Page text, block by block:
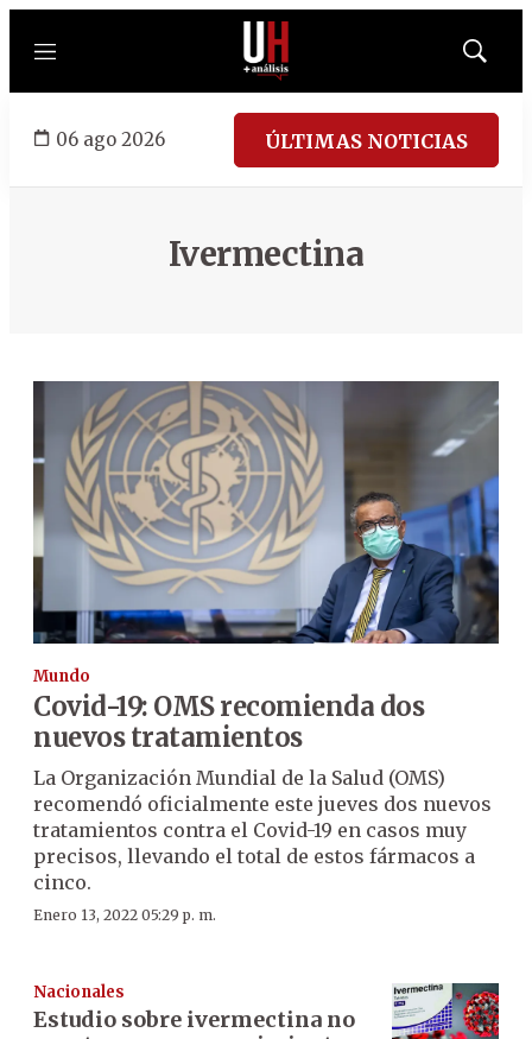
Menú
Mostrar
06 ago 2026 ÚLTIMAS NOTICIAS
Ivermectina
Mundo
Covid-19: OMS recomienda dos
nuevos tratamientos
La Organización Mundial de la Salud (OMS)
recomendó oficialmente este jueves dos nuevos
tratamientos contra el Covid-19 en casos muy
precisos, llevando el total de estos fármacos a
cinco.
Enero 13, 2022 05:29 p. m.
Nacionales
Estudio sobre ivermectina no